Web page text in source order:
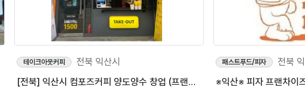
테이크아웃커피
전북 익산시
[전북] 익산시 컴포즈커피 양도양수 창업 (프랜차이즈/카페/저가커피)
패스트푸드/피자
전북